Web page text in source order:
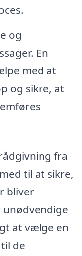
og
En
med at
og sikre, at
fra
til at sikre,
bliver
at vælge en
de